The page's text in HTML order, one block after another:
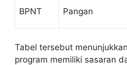
BPNT Pangan
Tabel tersebut
program memiliki sasaran